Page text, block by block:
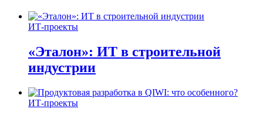
ИТ-проекты
«Эталон»: ИТ в строительной
индустрии
ИТ-проекты